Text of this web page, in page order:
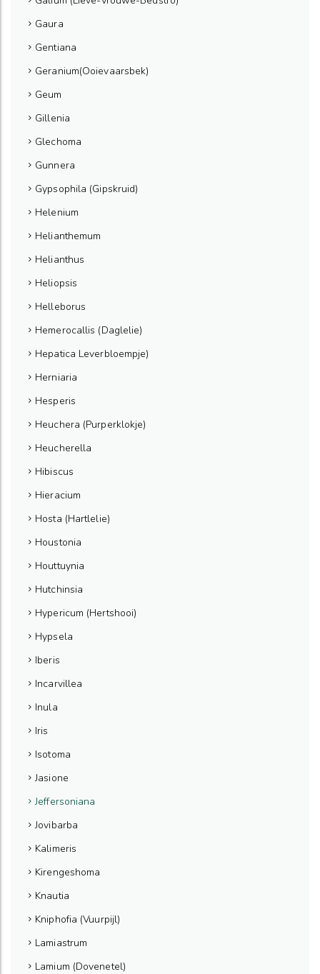
Gaura
Gentiana
Geranium(Ooievaarsbek)
Geum
Gillenia
Glechoma
Gunnera
Gypsophila (Gipskruid)
Helenium
Helianthemum
Helianthus
Heliopsis
Helleborus
Hemerocallis (Daglelie)
Hepatica Leverbloempje)
Herniaria
Hesperis
Heuchera (Purperklokje)
Heucherella
Hibiscus
Hieracium
Hosta (Hartlelie)
Houstonia
Houttuynia
Hutchinsia
Hypericum (Hertshooi)
Hypsela
Iberis
Incarvillea
Inula
Iris
Isotoma
Jasione
Jeffersoniana
Jovibarba
Kalimeris
Kirengeshoma
Knautia
Kniphofia (Vuurpijl)
Lamiastrum
Lamium (Dovenetel)